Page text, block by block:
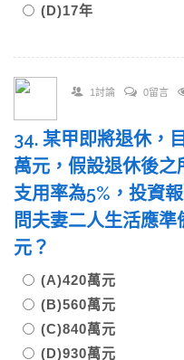
(D)17年
1討論 0留言
34. 某甲即將退休，
萬元，假設退休後
支用率為5%，投資
問夫妻二人生活應
元？
(A)420萬元
(B)560萬元
(C)840萬元
(D)930萬元